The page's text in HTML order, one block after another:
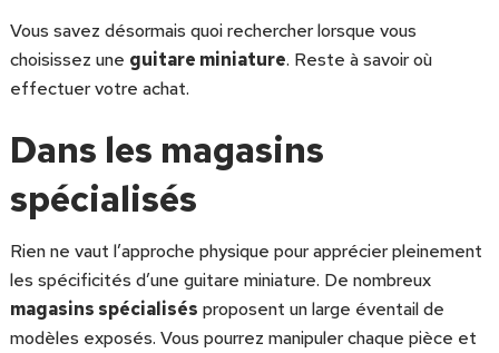
Vous savez désormais quoi rechercher lorsque vous
choisissez une guitare miniature. Reste à savoir où
effectuer votre achat.
Dans les magasins
spécialisés
Rien ne vaut l’approche physique pour apprécier pleinement
les spécificités d’une guitare miniature. De nombreux
magasins spécialisés proposent un large éventail de
modèles exposés. Vous pourrez manipuler chaque pièce et